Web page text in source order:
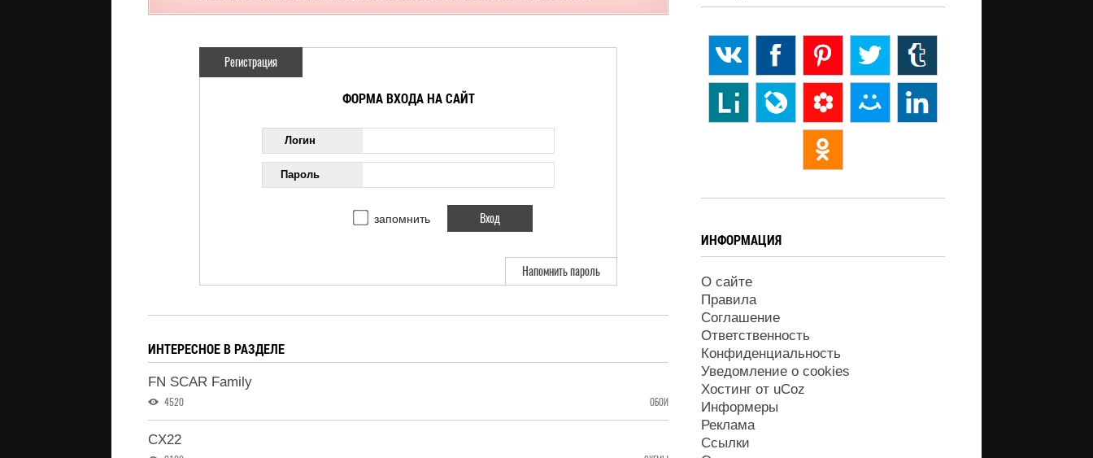
Регистрация
ФОРМА ВХОДА НА САЙТ
Логин
Пароль
запомнить
Напомнить пароль
ИНТЕРЕСНОЕ В РАЗДЕЛЕ
FN SCAR Family
4520 ОБОИ
CX22
ИНФОРМАЦИЯ
О сайте
Правила
Соглашение
Ответственность
Конфиденциальность
Уведомление о cookies
Хостинг от uCoz
Информеры
Реклама
Ссылки